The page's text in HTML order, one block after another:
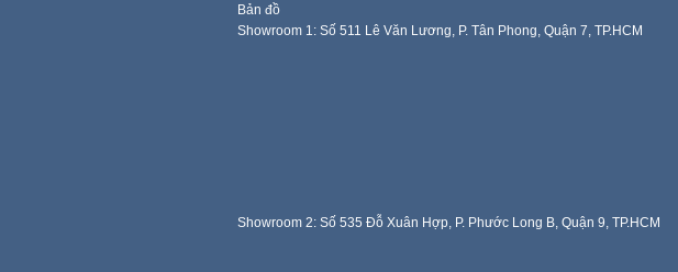
Bản đồ
Showroom 1: Số 511 Lê Văn Lương, P. Tân Phong, Quận 7, TP.HCM
Showroom 2: Số 535 Đỗ Xuân Hợp, P. Phước Long B, Quận 9, TP.HCM